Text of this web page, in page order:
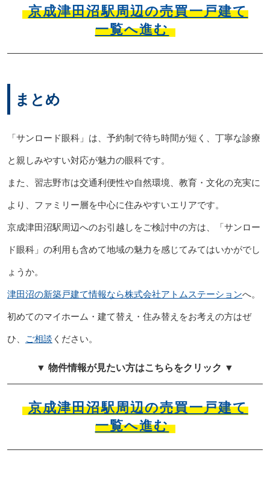
京成津田沼駅周辺の売買一戸建て
一覧へ進む
まとめ
「サンロード眼科」は、予約制で待ち時間が短く、丁寧な診療
と親しみやすい対応が魅力の眼科です。
また、習志野市は交通利便性や自然環境、教育・文化の充実に
より、ファミリー層を中心に住みやすいエリアです。
京成津田沼駅周辺へのお引越しをご検討中の方は、「サンロー
ド眼科」の利用も含めて地域の魅力を感じてみてはいかがでし
ょうか。
津田沼の新築戸建て情報なら株式会社アトムステーションへ。
初めてのマイホーム・建て替え・住み替えをお考えの方はぜ
ひ、 ご相談 ください。
▼ 物件情報が見たい方はこちらをクリック ▼
京成津田沼駅周辺の売買一戸建て
一覧へ進む